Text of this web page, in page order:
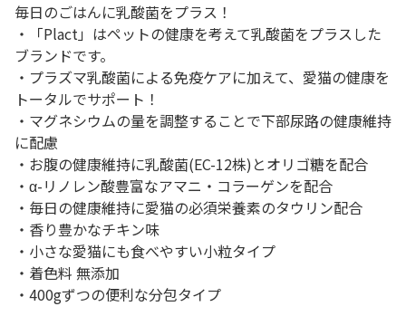
毎日のごはんに乳酸菌をプラス！
・「Plact」はペットの健康を考えて乳酸菌をプラスした
ブランドです。
・プラズマ乳酸菌による免疫ケアに加えて、愛猫の健康を
トータルでサポート！
・マグネシウムの量を調整することで下部尿路の健康維持
に配慮
・お腹の健康維持に乳酸菌(EC-12株)とオリゴ糖を配合
・α-リノレン酸豊富なアマニ・コラーゲンを配合
・毎日の健康維持に愛猫の必須栄養素のタウリン配合
・香り豊かなチキン味
・小さな愛猫にも食べやすい小粒タイプ
・着色料 無添加
・400gずつの便利な分包タイプ